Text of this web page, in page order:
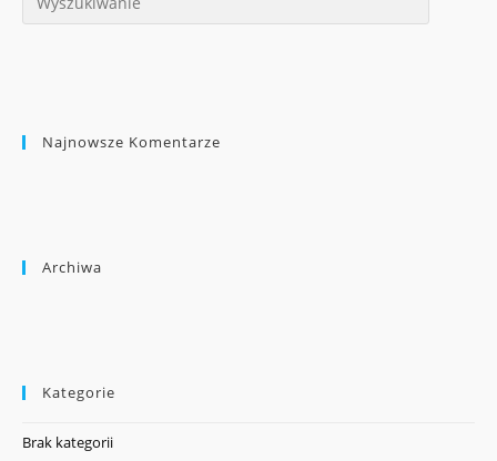
Najnowsze Komentarze
Archiwa
Kategorie
Brak kategorii